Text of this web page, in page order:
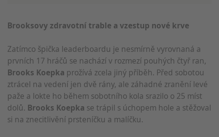
Brooksovy zdravotní trable a vzestup nové krve
Zatímco špička leaderboardu je nesmírně vyrovnaná a
prvních 17 hráčů se nachází v rozmezí pouhých čtyř ran,
Brooks Koepka prožívá zcela jiný příběh. Před sobotou
ztrácel na vedení jen dvě rány, ale záhadné zranění levé
paže a lokte ho během sobotního kola srazilo o 25 míst
dolů. Brooks Koepka se trápil s úchopem hole a stěžoval
si na znecitlivění prsteníčku a malíčku.